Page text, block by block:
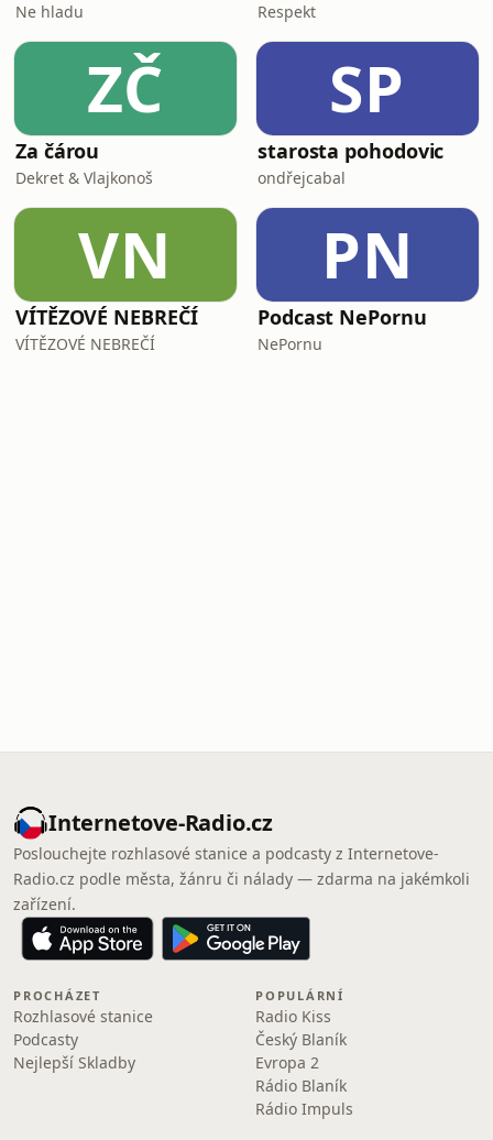
Ne hladu Respekt
ZČ
Za čárou
Dekret & Vlajkonoš
SP
starosta pohodovic
ondřejcabal
VN
VÍTĚZOVÉ NEBREČÍ
VÍTĚZOVÉ NEBREČÍ
PN
Podcast NePornu
NePornu
Internetove-Radio.cz
Poslouchejte rozhlasové stanice a podcasty z Internetove-
Radio.cz podle města, žánru či nálady — zdarma na jakémkoli
zařízení.
PROCHÁZET
Rozhlasové stanice
Podcasty
Nejlepší Skladby
POPULÁRNÍ
Radio Kiss
Český Blaník
Evropa 2
Rádio Blaník
Rádio Impuls